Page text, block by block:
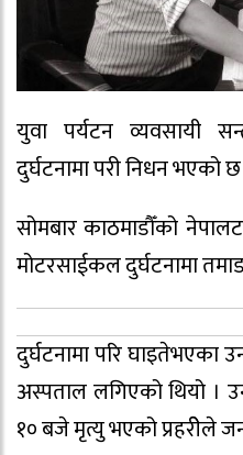
युवा पर्यटन व्यवसायी
दुर्घटनामा परी निधन भएको छ
सोमबार काठमाडौँको
मोटरसाईकल दुर्घटनामा
दुर्घटनामा परि घाइतेभएका
अस्पताल लगिएको थियो ।
१० बजे मृत्यु भएको प्रहरीेले